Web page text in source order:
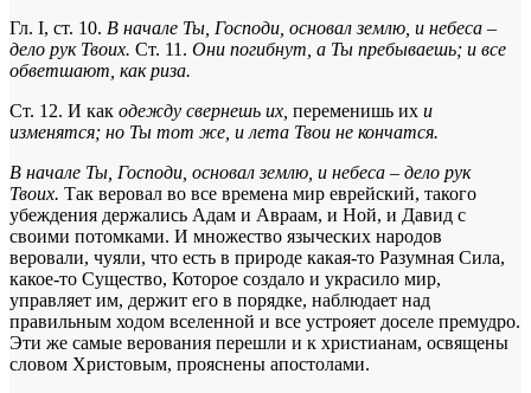
Гл. I, ст. 10. В начале Ты, Господи, основал землю, и небеса –
дело рук Твоих. Ст. 11. Они погибнут, а Ты пребываешь; и все
обветшают, как риза.
Ст. 12. И как одежду свернешь их, переменишь их и
изменятся; но Ты тот же, и лета Твои не кончатся.
В начале Ты, Господи, основал землю, и небеса – дело рук
Твоих. Так веровал во все времена мир еврейский, такого
убеждения держались Адам и Авраам, и Ной, и Давид с
своими потомками. И множество языческих народов
веровали, чуяли, что есть в природе какая-то Разумная Сила,
какое-то Существо, Которое создало и украсило мир,
управляет им, держит его в порядке, наблюдает над
правильным ходом вселенной и все устрояет доселе премудро.
Эти же самые верования перешли и к христианам, освящены
словом Христовым, прояснены апостолами.